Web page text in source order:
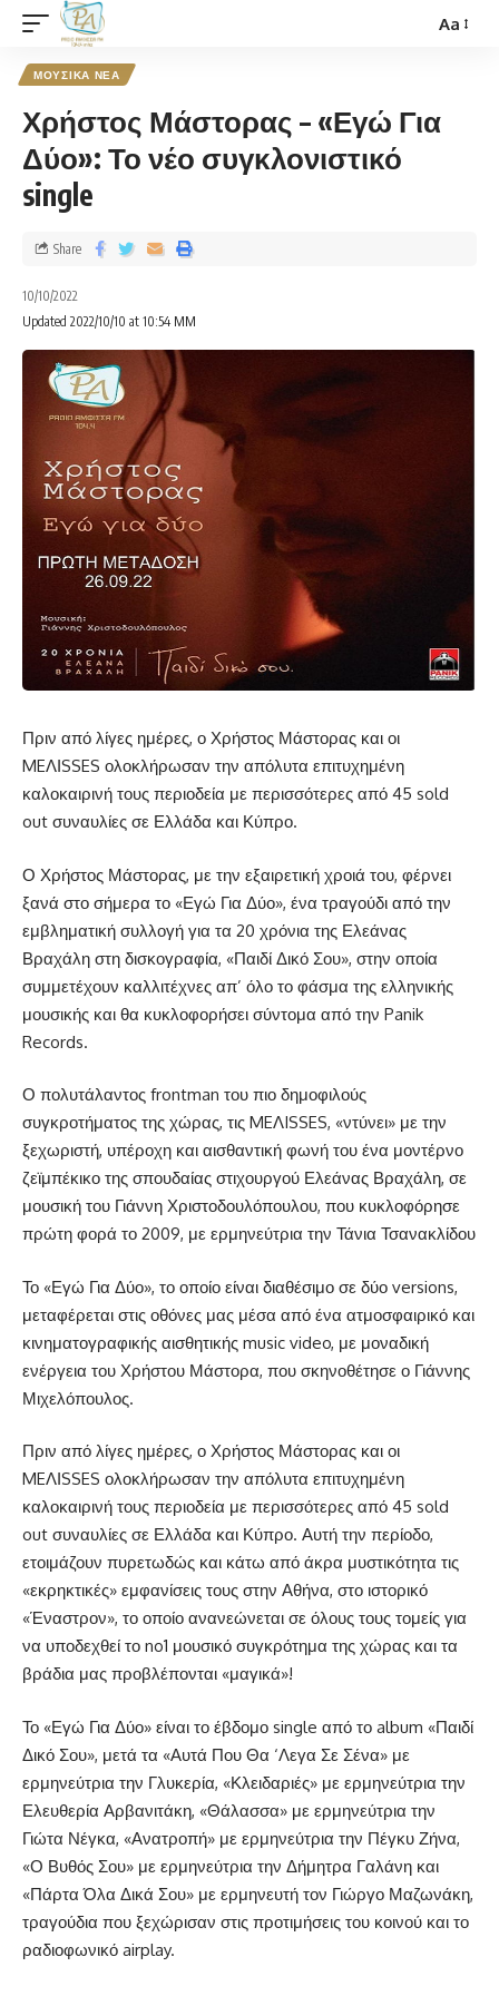
Aa
ΜΟΥΣΙΚΑ ΝΕΑ
Χρήστος Μάστορας – «Εγώ Για
Δύο»: Το νέο συγκλονιστικό
single
10/10/2022
Updated 2022/10/10 at 10:54 ΜΜ
Share
Πριν από λίγες ημέρες, ο Χρήστος Μάστορας και οι
MEΛΙSSES ολοκλήρωσαν την απόλυτα επιτυχημένη
καλοκαιρινή τους περιοδεία με περισσότερες από 45 sold
out συναυλίες σε Ελλάδα και Κύπρο.
Ο Χρήστος Μάστορας, με την εξαιρετική χροιά του, φέρνει
ξανά στο σήμερα το «Εγώ Για Δύο», ένα τραγούδι από την
εμβληματική συλλογή για τα 20 χρόνια της Ελεάνας
Βραχάλη στη δισκογραφία, «Παιδί Δικό Σου», στην οποία
συμμετέχουν καλλιτέχνες απ’ όλο το φάσμα της ελληνικής
μουσικής και θα κυκλοφορήσει σύντομα από την Panik
Records.
Ο πολυτάλαντος frontman του πιο δημοφιλούς
συγκροτήματος της χώρας, τις MEΛISSES, «ντύνει» με την
ξεχωριστή, υπέροχη και αισθαντική φωνή του ένα μοντέρνο
ζεϊμπέκικο της σπουδαίας στιχουργού Ελεάνας Βραχάλη, σε
μουσική του Γιάννη Χριστοδουλόπουλου, που κυκλοφόρησε
πρώτη φορά το 2009, με ερμηνεύτρια την Τάνια Τσανακλίδου
Το «Εγώ Για Δύο», το οποίο είναι διαθέσιμο σε δύο versions,
μεταφέρεται στις οθόνες μας μέσα από ένα ατμοσφαιρικό και
κινηματογραφικής αισθητικής music video, με μοναδική
ενέργεια του Χρήστου Μάστορα, που σκηνοθέτησε ο Γιάννης
Μιχελόπουλος.
Πριν από λίγες ημέρες, ο Χρήστος Μάστορας και οι
MEΛΙSSES ολοκλήρωσαν την απόλυτα επιτυχημένη
καλοκαιρινή τους περιοδεία με περισσότερες από 45 sold
out συναυλίες σε Ελλάδα και Κύπρο. Αυτή την περίοδο,
ετοιμάζουν πυρετωδώς και κάτω από άκρα μυστικότητα τις
«εκρηκτικές» εμφανίσεις τους στην Αθήνα, στο ιστορικό
«Έναστρον», το οποίο ανανεώνεται σε όλους τους τομείς για
να υποδεχθεί το no1 μουσικό συγκρότημα της χώρας και τα
βράδια μας προβλέπονται «μαγικά»!
Το «Εγώ Για Δύο» είναι το έβδομο single από το album «Παιδί
Δικό Σου», μετά τα «Αυτά Που Θα ‘Λεγα Σε Σένα» με
ερμηνεύτρια την Γλυκερία, «Κλειδαριές» με ερμηνεύτρια την
Ελευθερία Αρβανιτάκη, «Θάλασσα» με ερμηνεύτρια την
Γιώτα Νέγκα, «Ανατροπή» με ερμηνεύτρια την Πέγκυ Ζήνα,
«Ο Βυθός Σου» με ερμηνεύτρια την Δήμητρα Γαλάνη και
«Πάρτα Όλα Δικά Σου» με ερμηνευτή τον Γιώργο Μαζωνάκη,
τραγούδια που ξεχώρισαν στις προτιμήσεις του κοινού και το
ραδιοφωνικό airplay.